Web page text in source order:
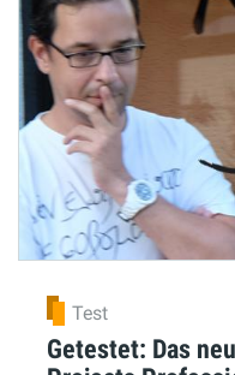
Test
Getestet: Das